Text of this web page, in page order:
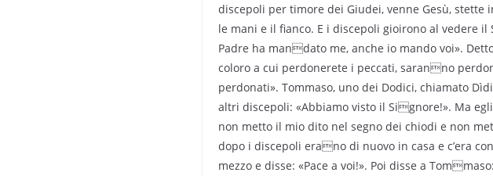
discepoli per timore dei Giudei, venne Gesù, stette
le mani e il fianco. E i discepoli gioirono al vedere
Padre ha mandato me, anche io mando voi».
coloro a cui perdonerete i peccati, saranno
perdonati». Tommaso, uno dei Dodici, chiamato
altri discepoli: «Abbiamo visto il Signore!». Ma
non metto il mio dito nel segno dei chiodi e non
dopo i discepoli erano di nuovo in casa e c’era
mezzo e disse: «Pace a voi!». Poi disse a